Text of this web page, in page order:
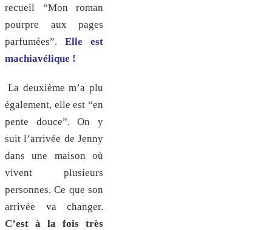
recueil “Mon roman
pourpre aux pages
parfumées”. Elle est
machiavélique !
La deuxième m’a plu
également, elle est “en
pente douce”. On y
suit l’arrivée de Jenny
dans une maison où
vivent plusieurs
personnes. Ce que son
arrivée va changer.
C’est à la fois très